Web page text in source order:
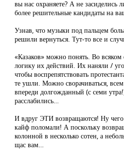
вы нас охраняете? А не засиделись
более решительные кандидаты на
Узнав, что музыки под пальцем
решили вернуться. Тут-то все и
«Казаков» можно понять. Во всяком
логику их действий. Их наняли /
чтобы воспрепятствовать
те ушли. Можно сворачиваться,
впереди долгожданный (с семи
расслабились…
И вдруг ЭТИ возвращаются! Ну
кайф поломали! А поскольку
колонной в несколько сотен, а
щас вам…